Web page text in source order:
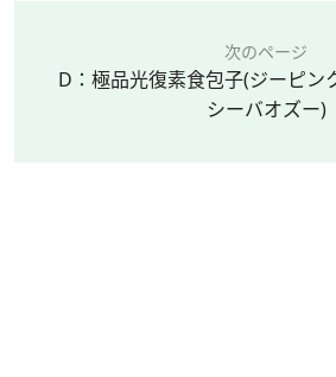
次のページ
D：極品光復素食包子(ジーピン
シーバオズー)